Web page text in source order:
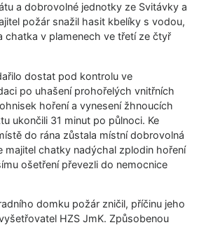
a dobrovolné jednotky ze Svitávky a
požár snažil hasit kbelíky s vodou,
chatka v plamenech ve třetí ze čtyř
dostat pod kontrolu ve
po uhašení prohořelých vnitřních
hoření a vynesení žhnoucích
ukončili 31 minut po půlnoci. Ke
do rána zůstala místní dobrovolná
majitel chatky nadýchal zplodin hoření
ošetření převezli do nemocnice
domku požár zničil, příčinu jeho
HZS JmK. Způsobenou